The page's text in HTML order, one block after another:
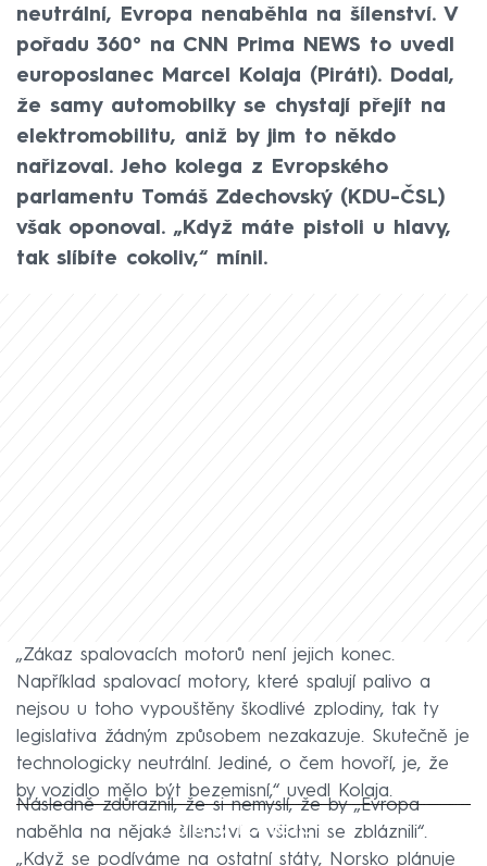
neutrální, Evropa nenaběhla na šílenství. V
pořadu 360° na CNN Prima NEWS to uvedl
europoslanec Marcel Kolaja (Piráti). Dodal,
že samy automobilky se chystají přejít na
elektromobilitu, aniž by jim to někdo
nařizoval. Jeho kolega z Evropského
parlamentu Tomáš Zdechovský (KDU-ČSL)
však oponoval. „Když máte pistoli u hlavy,
tak slíbíte cokoliv,“ mínil.
„Zákaz spalovacích motorů není jejich konec.
Například spalovací motory, které spalují palivo a
nejsou u toho vypouštěny škodlivé zplodiny, tak ty
legislativa žádným způsobem nezakazuje. Skutečně je
technologicky neutrální. Jediné, o čem hovoří, je, že
by vozidlo mělo být bezemisní,“ uvedl Kolaja.
Failed to fetch
Následně zdůraznil, že si nemyslí, že by „Evropa
naběhla na nějaké šílenství a všichni se zbláznili“.
„Když se podíváme na ostatní státy, Norsko plánuje